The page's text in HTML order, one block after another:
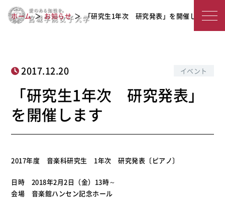
宮
女
子
大
「研究生1年次 研究発表」を開催しま
す
ホーム お知らせ 「研究生1年次 研究発表」を開催します
2017.12.20 イベント
「研究生1年次 研究発表」
を開催します
2017年度 音楽科研究生 1年次 研究発表〔ピアノ〕
日時 2018年2月2日（金）13時～
会場 音楽館ハンセン記念ホール